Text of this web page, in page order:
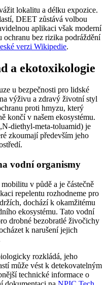
lokalitu a délku expozice.
DEET zůstává volbou
aplikaci však moderní
bez rizika podráždění
verzi Wikipedie.
a ekotoxikologie
u bezpečnosti pro lidské
výživu a zdravý životní styl
proti hmyzu, který
končí v našem ekosystému.
diethyl-meta-toluamid) je
zkoumají především jeho
vodní organismy
v půdě a je částečně
repelentu rozhodneme pro
dochází k okamžitému
ekosystému. Tato vodní
drobné bezobratlé živočichy
k narušení jejich
rozkládá, jeho
může vést k detekovatelným
technické informace o